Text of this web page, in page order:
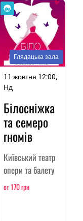
Глядацька зала
11 жовтня 12:00,
Нд
Білосніжка
та семеро
гномів
Київський театр
опери та балету
от 170 грн